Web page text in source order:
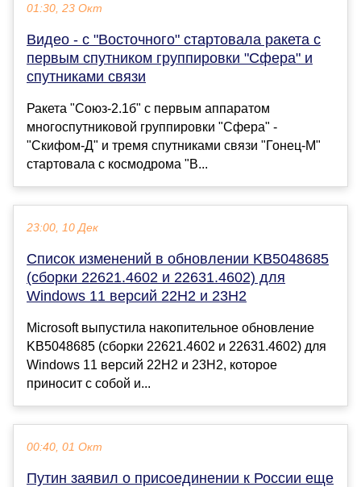
01:30, 23 Окт
Видео - с "Восточного" стартовала ракета с
первым спутником группировки "Сфера" и
спутниками связи
Ракета "Союз-2.1б" с первым аппаратом
многоспутниковой группировки "Сфера" -
"Скифом-Д" и тремя спутниками связи "Гонец-М"
стартовала с космодрома "В...
23:00, 10 Дек
Список изменений в обновлении KB5048685
(сборки 22621.4602 и 22631.4602) для
Windows 11 версий 22H2 и 23H2
Microsoft выпустила накопительное обновление
KB5048685 (сборки 22621.4602 и 22631.4602) для
Windows 11 версий 22H2 и 23H2, которое
приносит с собой и...
00:40, 01 Окт
Путин заявил о присоединении к России еще